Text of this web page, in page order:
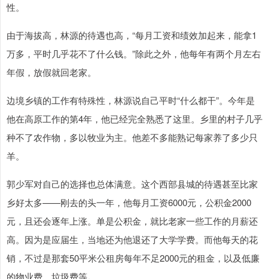
性。
由于海拔高，林源的待遇也高，“每月工资和绩效加起来，能拿1
万多，平时几乎花不了什么钱。”除此之外，他每年有两个月左右
年假，放假就回老家。
边境乡镇的工作有特殊性，林源说自己平时“什么都干”。今年是
他在高原工作的第4年，他已经完全熟悉了这里。乡里的村子几乎
种不了农作物，多以牧业为主。他差不多能熟记每家养了多少只
羊。
郭少军对自己的选择也总体满意。这个西部县城的待遇甚至比家
乡好太多——刚去的头一年，他每月工资6000元，公积金2000
元，且还会逐年上涨。单是公积金，就比老家一些工作的月薪还
高。因为是应届生，当地还为他退还了大学学费。而他每天的花
销，不过是那套50平米公租房每年不足2000元的租金，以及低廉